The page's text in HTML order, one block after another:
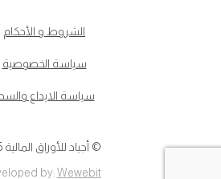
الشروط و الأحكام
سياسة الخصوصية
سياسة الايداع
© أجياد للأوراق المالية 2026.
by:Wewebit